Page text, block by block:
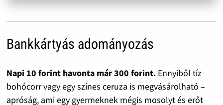
Bankkártyás adományozás
Napi 10 forint havonta már 300 forint.Ennyiből tíz
bohócorr vagy egy színes ceruza is megvásárolható –
apróság, ami egy gyermeknek mégis mosolyt és erőt